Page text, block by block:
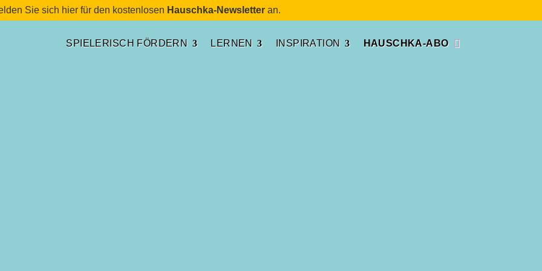
Sie sich hier für den kostenlosen Hauschka-Newsletter an.
SPIELERISCH FÖRDERN LERNEN INSPIRATION HAUSCHKA-ABO